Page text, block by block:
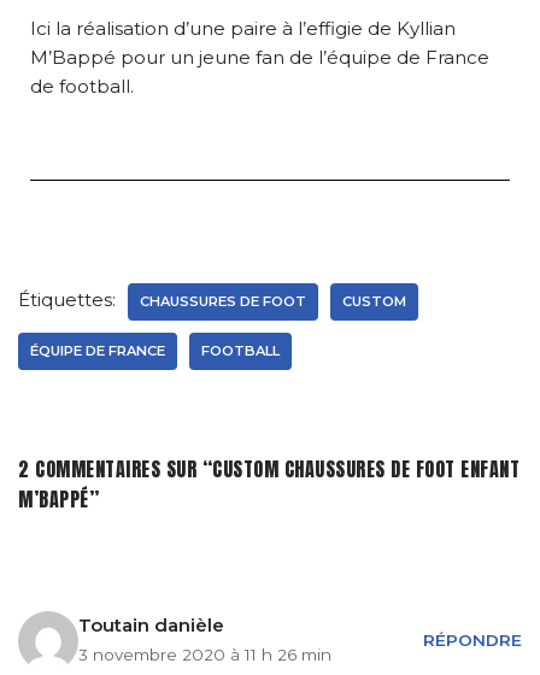
Ici la réalisation d’une paire à l’effigie de Kyllian
M’Bappé pour un jeune fan de l’équipe de France
de football.
Étiquettes: CHAUSSURES DE FOOT CUSTOM
ÉQUIPE DE FRANCE FOOTBALL
2 COMMENTAIRES SUR “CUSTOM CHAUSSURES DE FOOT ENFANT
M’BAPPÉ”
Toutain danièle
3 novembre 2020 à 11 h 26 min
RÉPONDRE